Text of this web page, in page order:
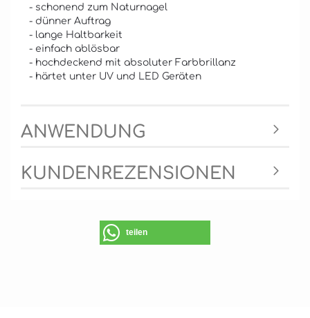
- schonend zum Naturnagel
- dünner Auftrag
- lange Haltbarkeit
- einfach ablösbar
- hochdeckend mit absoluter Farbbrillanz
- härtet unter UV und LED Geräten
ANWENDUNG
KUNDENREZENSIONEN
teilen